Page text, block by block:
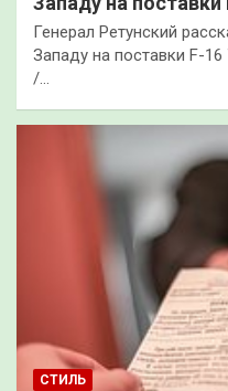
Генерал Ретунский
Западу на поставки F-
/…
СТИЛЬ